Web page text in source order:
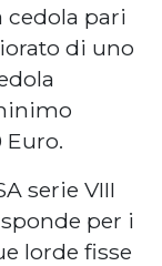
cedola pari
di uno
Euro.
serie VIII
per i
lorde fisse